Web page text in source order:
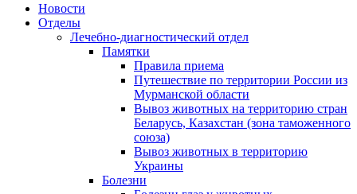
Новости
Отделы
Лечебно-диагностический отдел
Памятки
Правила приема
Путешествие по территории России из
Мурманской области
Вывоз животных на территорию стран
Беларусь, Казахстан (зона таможенного
союза)
Вывоз животных в территорию
Украины
Болезни